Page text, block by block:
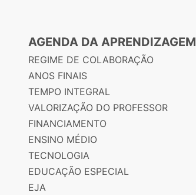
AGENDA DA APRENDIZAGEM
REGIME DE COLABORAÇÃO
ANOS FINAIS
TEMPO INTEGRAL
VALORIZAÇÃO DO PROFESSOR
FINANCIAMENTO
ENSINO MÉDIO
TECNOLOGIA
EDUCAÇÃO ESPECIAL
EJA